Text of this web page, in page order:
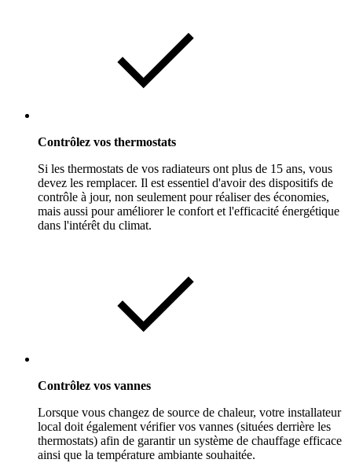
Contrôlez vos thermostats
Si les thermostats de vos radiateurs ont plus de 15 ans, vous
devez les remplacer. Il est essentiel d'avoir des dispositifs de
contrôle à jour, non seulement pour réaliser des économies,
mais aussi pour améliorer le confort et l'efficacité énergétique
dans l'intérêt du climat.
Contrôlez vos vannes
Lorsque vous changez de source de chaleur, votre installateur
local doit également vérifier vos vannes (situées derrière les
thermostats) afin de garantir un système de chauffage efficace
ainsi que la température ambiante souhaitée.